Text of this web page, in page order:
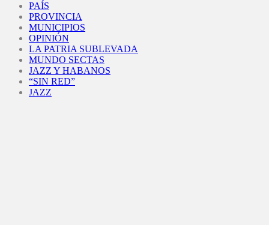
PAÍS
PROVINCIA
MUNICIPIOS
OPINIÓN
LA PATRIA SUBLEVADA
MUNDO SECTAS
JAZZ Y HABANOS
“SIN RED”
JAZZ